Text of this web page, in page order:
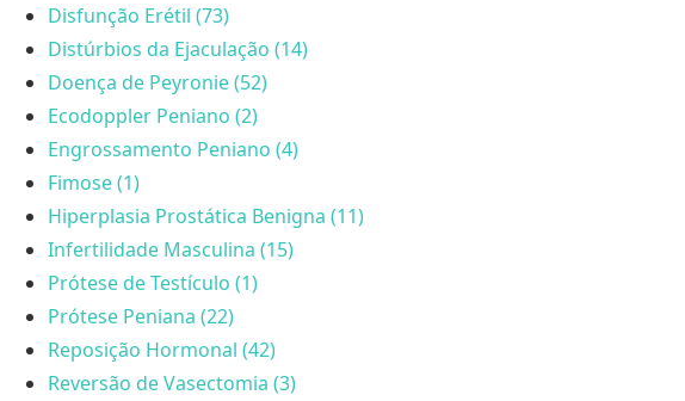
Disfunção Erétil (73)
Distúrbios da Ejaculação (14)
Doença de Peyronie (52)
Ecodoppler Peniano (2)
Engrossamento Peniano (4)
Fimose (1)
Hiperplasia Prostática Benigna (11)
Infertilidade Masculina (15)
Prótese de Testículo (1)
Prótese Peniana (22)
Reposição Hormonal (42)
Reversão de Vasectomia (3)